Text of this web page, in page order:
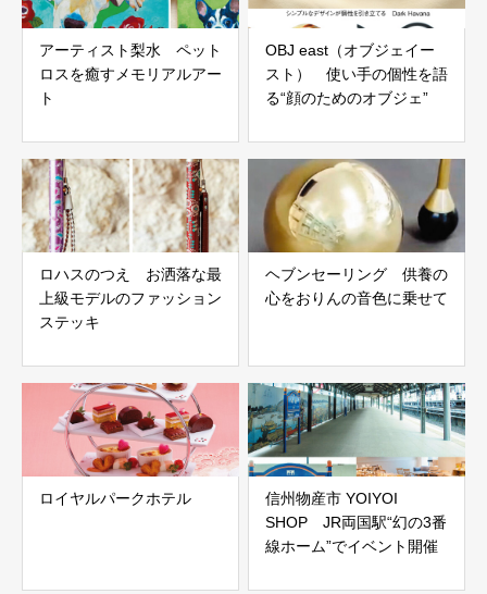
アーティスト梨水 ペット
ロスを癒すメモリアルアー
ト
OBJ east（オブジェイー
スト） 使い手の個性を語
る“顔のためのオブジェ”
ロハスのつえ お洒落な最
上級モデルのファッション
ステッキ
ヘブンセーリング 供養の
心をおりんの音色に乗せて
ロイヤルパークホテル
信州物産市 YOIYOI
SHOP JR両国駅“幻の3番
線ホーム”でイベント開催